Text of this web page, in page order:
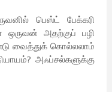
பெஸ்ட் பேக்கரி
அதற்குப் பழி
வைத்துக் கொல்லலாம்
அஃப்சல்களுக்கு